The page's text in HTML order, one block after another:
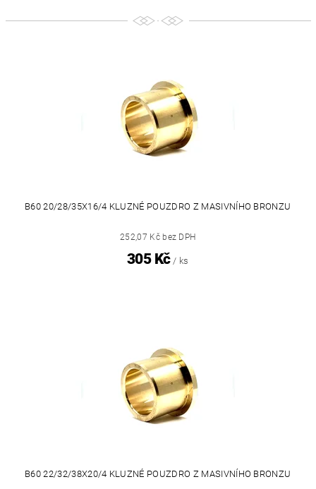
B60 20/28/35X16/4 KLUZNÉ POUZDRO Z MASIVNÍHO BRONZU
252,07 Kč bez DPH
305 Kč / ks
B60 22/32/38X20/4 KLUZNÉ POUZDRO Z MASIVNÍHO BRONZU